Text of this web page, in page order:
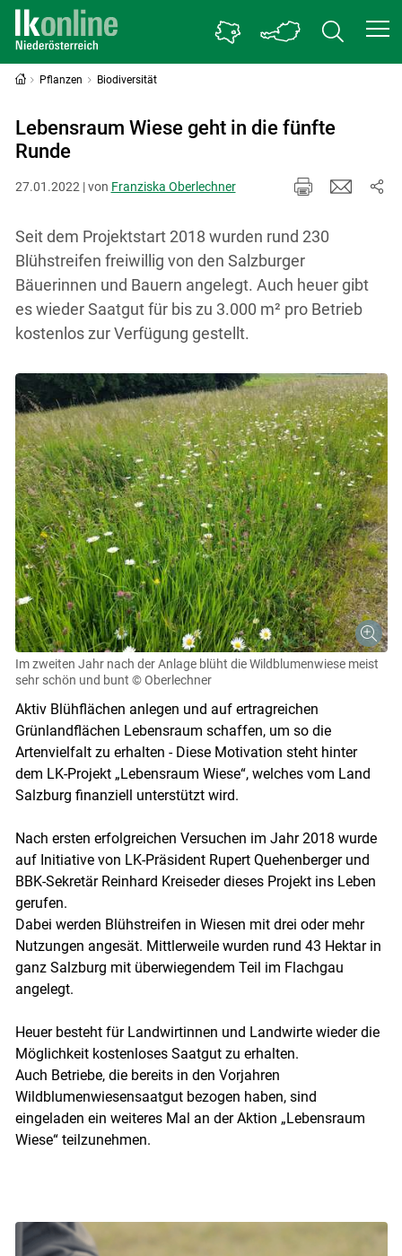
Pflanzen Biodiversität
Lebensraum Wiese geht in die fünfte
Runde
27.01.2022 | von Franziska Oberlechner
Seit dem Projektstart 2018 wurden rund 230
Blühstreifen freiwillig von den Salzburger
Bäuerinnen und Bauern angelegt. Auch heuer gibt
es wieder Saatgut für bis zu 3.000 m² pro Betrieb
kostenlos zur Verfügung gestellt.
Im zweiten Jahr nach der Anlage blüht die Wildblumenwiese meist
sehr schön und bunt © Oberlechner
Aktiv Blühflächen anlegen und auf ertragreichen
Grünlandflächen Lebensraum schaffen, um so die
Artenvielfalt zu erhalten - Diese Motivation steht hinter
dem LK-Projekt „Lebensraum Wiese“, welches vom Land
Salzburg finanziell unterstützt wird.
Nach ersten erfolgreichen Versuchen im Jahr 2018 wurde
auf Initiative von LK-Präsident Rupert Quehenberger und
BBK-Sekretär Reinhard Kreiseder dieses Projekt ins Leben
gerufen.
Dabei werden Blühstreifen in Wiesen mit drei oder mehr
Nutzungen angesät. Mittlerweile wurden rund 43 Hektar in
ganz Salzburg mit überwiegendem Teil im Flachgau
angelegt.
Heuer besteht für Landwirtinnen und Landwirte wieder die
Möglichkeit kostenloses Saatgut zu erhalten.
Auch Betriebe, die bereits in den Vorjahren
Wildblumenwiesensaatgut bezogen haben, sind
eingeladen ein weiteres Mal an der Aktion „Lebensraum
Wiese“ teilzunehmen.